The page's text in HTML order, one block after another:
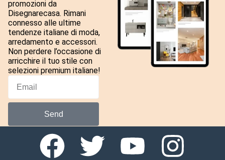
promozioni da
Disegnarecasa. Rimani
connesso alle ultime
tendenze italiane di moda,
arredamento e accessori.
Non perdere l’occasione di
arricchire il tuo stile con
selezioni premium italiane!
Send